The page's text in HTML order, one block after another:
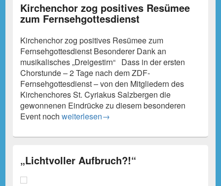
Kirchenchor zog positives Resümee
zum Fernsehgottesdienst
Kirchenchor zog positives Resümee zum
Fernsehgottesdienst Besonderer Dank an
musikalisches „Dreigestirn“ Dass in der ersten
Chorstunde – 2 Tage nach dem ZDF-
Fernsehgottesdienst – von den Mitgliedern des
Kirchenchores St. Cyriakus Salzbergen die
gewonnenen Eindrücke zu diesem besonderen
Event nochKirchenchor zog positives Resümee zum
weiterlesen→
„Lichtvoller Aufbruch?!“